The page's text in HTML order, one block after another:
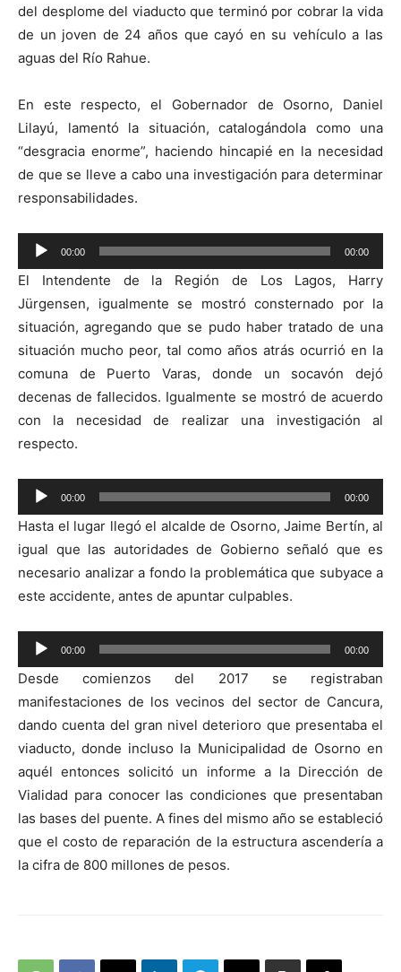
del desplome del viaducto que terminó por cobrar la vida
de un joven de 24 años que cayó en su vehículo a las
aguas del Río Rahue.
En este respecto, el Gobernador de Osorno, Daniel
Lilayú, lamentó la situación, catalogándola como una
“desgracia enorme”, haciendo hincapié en la necesidad
de que se lleve a cabo una investigación para determinar
responsabilidades.
Reproductor
de
audio
00:00 00:00
El Intendente de la Región de Los Lagos, Harry
Jürgensen, igualmente se mostró consternado por la
situación, agregando que se pudo haber tratado de una
situación mucho peor, tal como años atrás ocurrió en la
comuna de Puerto Varas, donde un socavón dejó
decenas de fallecidos. Igualmente se mostró de acuerdo
con la necesidad de realizar una investigación al
respecto.
Reproductor
de
audio
00:00 00:00
Hasta el lugar llegó el alcalde de Osorno, Jaime Bertín, al
igual que las autoridades de Gobierno señaló que es
necesario analizar a fondo la problemática que subyace a
este accidente, antes de apuntar culpables.
Reproductor
de
audio
00:00 00:00
Desde comienzos del 2017 se registraban
manifestaciones de los vecinos del sector de Cancura,
dando cuenta del gran nivel deterioro que presentaba el
viaducto, donde incluso la Municipalidad de Osorno en
aquél entonces solicitó un informe a la Dirección de
Vialidad para conocer las condiciones que presentaban
las bases del puente. A fines del mismo año se estableció
que el costo de reparación de la estructura ascendería a
la cifra de 800 millones de pesos.